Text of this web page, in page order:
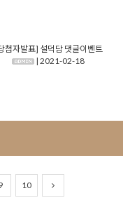
첨자발표] 설덕담 댓글이벤트
| 2021-02-18
10